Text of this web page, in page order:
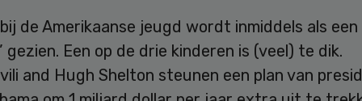
de Amerikaanse jeugd wordt inmiddels als een
gezien. Een op de drie kinderen is (veel) te dik.
and Hugh Shelton steunen een plan van